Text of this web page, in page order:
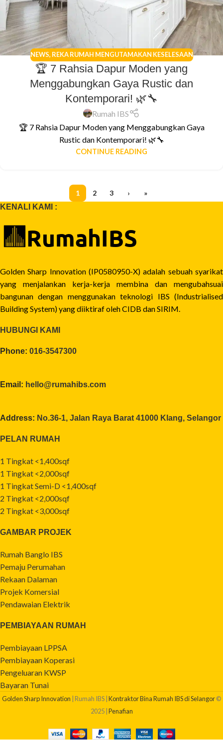
NEWS, REKA RUMAH MENGUTAMAKAN KESELESAAN
🏆 7 Rahsia Dapur Moden yang
Menggabungkan Gaya Rustic dan
Kontemporari! 🌿🔧
Rumah IBS
🏆 7 Rahsia Dapur Moden yang Menggabungkan Gaya
Rustic dan Kontemporari! 🌿🔧
CONTINUE READING
1 2 3 ›
»
KENALI KAMI :
Golden Sharp Innovation (IP0580950-X) adalah sebuah syarikat
yang menjalankan kerja-kerja membina dan mengubahsuai
bangunan dengan menggunakan teknologi IBS (Industrialised
Building System) yang diiktiraf oleh CIDB dan SIRIM.
HUBUNGI KAMI
Phone: 016-3547300
Email: hello@rumahibs.com
Address: No.36-1, Jalan Raya Barat 41000 Klang, Selangor
PELAN RUMAH
1 Tingkat <1,400sqf
1 Tingkat <2,000sqf
1 Tingkat Semi-D <1,400sqf
2 Tingkat <2,000sqf
2 Tingkat <3,000sqf
GAMBAR PROJEK
Rumah Banglo IBS
Pemaju Perumahan
Rekaan Dalaman
Projek Komersial
Pendawaian Elektrik
PEMBIAYAAN RUMAH
Pembiayaan LPPSA
Pembiayaan Koperasi
Pengeluaran KWSP
Bayaran Tunai
Golden Sharp Innovation | Rumah IBS |Kontraktor Bina Rumah IBS di Selangor©
2025 |Penafian